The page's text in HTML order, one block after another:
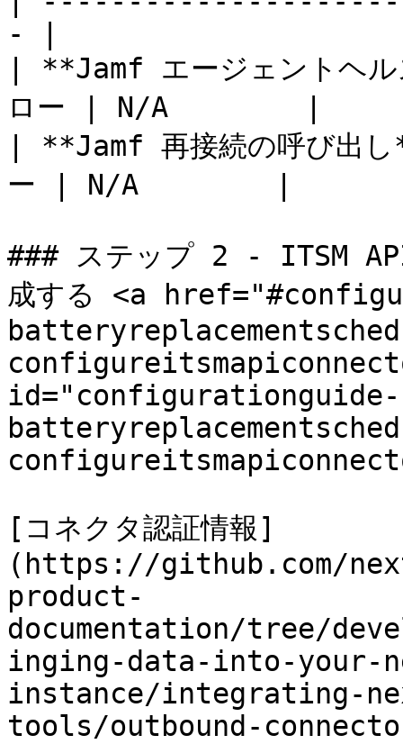
- |
| **Jamf エージェントヘ
ロー | N/A        |
| **Jamf 再接続の呼び
ー | N/A        |
### ステップ 2 - ITSM
成する <a
id="configurationguide-
[コネクタ認証情報]
(https://github.com/
product-
documentation/tree/
inging-data-into-your-
instance/integrating-
tools/outbound-